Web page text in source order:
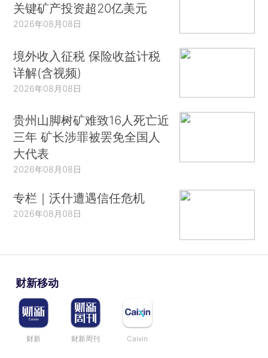
关键矿产投资超20亿美元
2026年08月08日
境外收入征税 保险收益计税
详解(含视频)
2026年08月08日
贵州山脚树矿难致16人死亡近
三年 矿长涉罪被罢免全国人
大代表
2026年08月08日
专栏｜沃什遭遇信任危机
2026年08月08日
财新移动
财新 财新周刊 Caixin